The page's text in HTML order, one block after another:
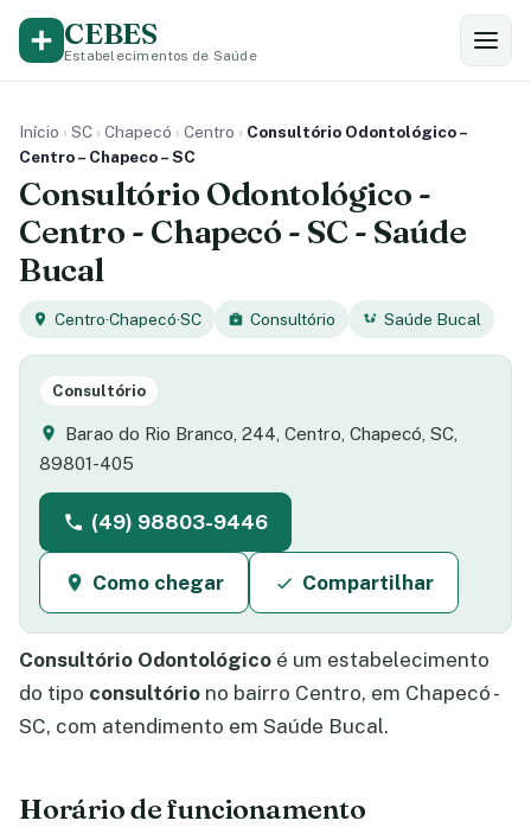
CEBES
Estabelecimentos de Saúde
Início › SC › Chapecó › Centro › Consultório Odontológico –
Centro – Chapeco – SC
Consultório Odontológico -
Centro - Chapecó - SC - Saúde
Bucal
Centro·Chapecó·SC Consultório Saúde Bucal
Consultório
Barao do Rio Branco, 244, Centro, Chapecó, SC,
89801-405
(49) 98803-9446
Como chegar Compartilhar
Consultório Odontológico é um estabelecimento
do tipo consultório no bairro Centro, em Chapecó -
SC, com atendimento em Saúde Bucal.
Horário de funcionamento